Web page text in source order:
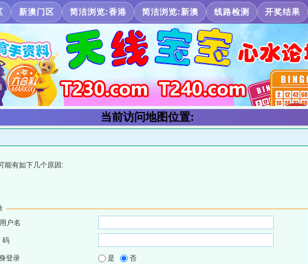
新澳门区 简洁浏览:香港 简洁浏览:新澳 线路检测 开奖结果
当前访问地图位置:
能有如下几个原因:
用户名
码
登录 是 否